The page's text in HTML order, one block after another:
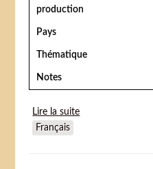
production
Pays
Thématique
Notes
Lire la suite
Français